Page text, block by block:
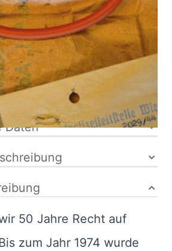
254 Seiten
ISBN:
9783991360438
Daten
50 Jahre Recht auf
zum Jahr 1974 wurde